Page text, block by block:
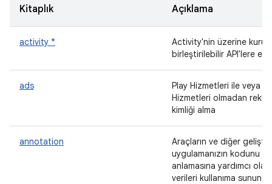
Kitaplık Açıklama
activity *
Activity'nin üzerine kurulu
birleştirilebilir API'lere
ads
Play Hizmetleri ile veya
Hizmetleri olmadan
kimliği alma
annotation
Araçların ve diğer
uygulamanızın kodunu
anlamasına yardımcı
verileri kullanıma sunun.